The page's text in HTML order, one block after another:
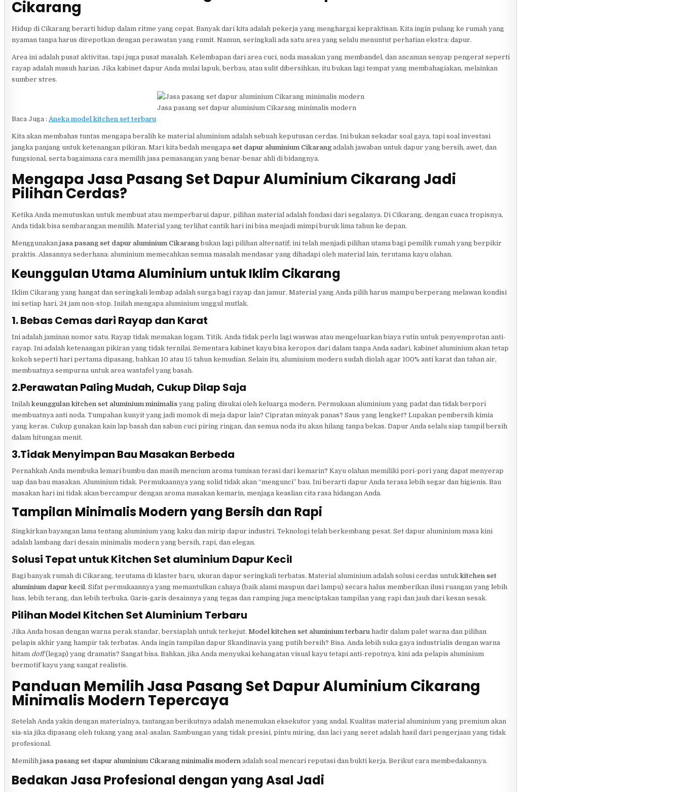
Cikarang
Hidup di Cikarang berarti hidup dalam ritme yang cepat. Banyak dari kita adalah pekerja yang menghargai kepraktisan. Kita ingin pulang ke rumah yang
nyaman tanpa harus direpotkan dengan perawatan yang rumit. Namun, seringkali ada satu area yang selalu menuntut perhatian ekstra: dapur.
Area ini adalah pusat aktivitas, tapi juga pusat masalah. Kelembapan dari area cuci, noda masakan yang membandel, dan ancaman senyap pengerat seperti
rayap adalah musuh harian. Jika kabinet dapur Anda mulai lapuk, berbau, atau sulit dibersihkan, itu bukan lagi tempat yang membahagiakan, melainkan
sumber stres.
Jasa pasang set dapur aluminium Cikarang minimalis modern
Baca Juga : Aneka model kitchen set terbaru
Kita akan membahas tuntas mengapa beralih ke material aluminium adalah sebuah keputusan cerdas. Ini bukan sekadar soal gaya, tapi soal investasi
jangka panjang untuk ketenangan pikiran. Mari kita bedah mengapa set dapur aluminium Cikarangadalah jawaban untuk dapur yang bersih, awet, dan
fungsional, serta bagaimana cara memilih jasa pemasangan yang benar-benar ahli di bidangnya.
Mengapa Jasa Pasang Set Dapur Aluminium Cikarang Jadi
Pilihan Cerdas?
Ketika Anda memutuskan untuk membuat atau memperbarui dapur, pilihan material adalah fondasi dari segalanya. Di Cikarang, dengan cuaca tropisnya,
Anda tidak bisa sembarangan memilih. Material yang terlihat cantik hari ini bisa menjadi mimpi buruk lima tahun ke depan.
Menggunakan jasa pasang set dapur aluminium Cikarangbukan lagi pilihan alternatif; ini telah menjadi pilihan utama bagi pemilik rumah yang berpikir
praktis. Alasannya sederhana: aluminium memecahkan semua masalah mendasar yang dihadapi oleh material lain, terutama kayu olahan.
Keunggulan Utama Aluminium untuk Iklim Cikarang
Iklim Cikarang yang hangat dan seringkali lembap adalah surga bagi rayap dan jamur. Material yang Anda pilih harus mampu berperang melawan kondisi
ini setiap hari, 24 jam non-stop. Inilah mengapa aluminium unggul mutlak.
1. Bebas Cemas dari Rayap dan Karat
Ini adalah jaminan nomor satu. Rayap tidak memakan logam. Titik. Anda tidak perlu lagi waswas atau mengeluarkan biaya rutin untuk penyemprotan anti-
rayap. Ini adalah ketenangan pikiran yang tidak ternilai. Sementara kabinet kayu bisa keropos dari dalam tanpa Anda sadari, kabinet aluminium akan tetap
kokoh seperti hari pertama dipasang, bahkan 10 atau 15 tahun kemudian. Selain itu, aluminium modern sudah diolah agar 100% anti karat dan tahan air,
membuatnya sempurna untuk area wastafel yang basah.
2.Perawatan Paling Mudah, Cukup Dilap Saja
Inilah keunggulan kitchen set aluminium minimalisyang paling disukai oleh keluarga modern. Permukaan aluminium yang padat dan tidak berpori
membuatnya anti noda. Tumpahan kunyit yang jadi momok di meja dapur lain? Cipratan minyak panas? Saus yang lengket? Lupakan pembersih kimia
yang keras. Cukup gunakan kain lap basah dan sabun cuci piring ringan, dan semua noda itu akan hilang tanpa bekas. Dapur Anda selalu siap tampil bersih
dalam hitungan menit.
3.Tidak Menyimpan Bau Masakan Berbeda
Pernahkah Anda membuka lemari bumbu dan masih mencium aroma tumisan terasi dari kemarin? Kayu olahan memiliki pori-pori yang dapat menyerap
uap dan bau masakan. Aluminium tidak. Permukaannya yang solid tidak akan “mengunci” bau. Ini berarti dapur Anda terasa lebih segar dan higienis. Bau
masakan hari ini tidak akan bercampur dengan aroma masakan kemarin, menjaga keaslian cita rasa hidangan Anda.
Tampilan Minimalis Modern yang Bersih dan Rapi
Singkirkan bayangan lama tentang aluminium yang kaku dan mirip dapur industri. Teknologi telah berkembang pesat. Set dapur aluminium masa kini
adalah lambang dari desain minimalis modern yang bersih, rapi, dan elegan.
Solusi Tepat untuk Kitchen Set aluminium Dapur Kecil
Bagi banyak rumah di Cikarang, terutama di klaster baru, ukuran dapur seringkali terbatas. Material aluminium adalah solusi cerdas untuk kitchen set
aluminium dapur kecil . Sifat permukaannya yang memantulkan cahaya (baik alami maupun dari lampu) secara halus memberikan ilusi ruangan yang lebih
luas, lebih terang, dan lebih terbuka. Garis-garis desainnya yang tegas dan ramping juga menciptakan tampilan yang rapi dan jauh dari kesan sesak.
Pilihan Model Kitchen Set Aluminium Terbaru
Jika Anda bosan dengan warna perak standar, bersiaplah untuk terkejut. Model kitchen set aluminium terbaru hadir dalam palet warna dan pilihan
pelapis akhir yang hampir tak terbatas. Anda ingin tampilan dapur Skandinavia yang putih bersih? Bisa. Anda lebih suka gaya industrialis dengan warna
hitam doff(legap) yang dramatis? Sangat bisa. Bahkan, jika Anda menyukai kehangatan visual kayu tetapi anti-repotnya, kini ada pelapis aluminium
bermotif kayu yang sangat realistis.
Panduan Memilih Jasa Pasang Set Dapur Aluminium Cikarang
Minimalis Modern Tepercaya
Setelah Anda yakin dengan materialnya, tantangan berikutnya adalah menemukan eksekutor yang andal. Kualitas material aluminium yang premium akan
sia-sia jika dipasang oleh tukang yang asal-asalan. Sambungan yang tidak presisi, pintu miring, dan laci yang seret adalah hasil dari pengerjaan yang tidak
profesional.
Memilih jasa pasang set dapur aluminium Cikarang minimalis modernadalah soal mencari reputasi dan bukti kerja. Berikut cara membedakannya.
Bedakan Jasa Profesional dengan yang Asal Jadi